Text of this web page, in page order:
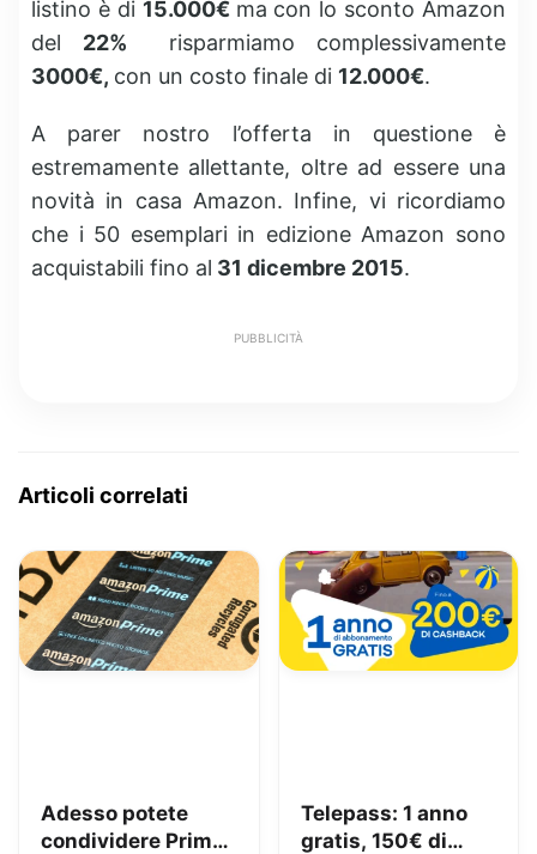
listino è di 15.000€ ma con lo sconto Amazon
del 22% risparmiamo complessivamente
3000€, con un costo finale di 12.000€.
A parer nostro l’offerta in questione è
estremamente allettante, oltre ad essere una
novità in casa Amazon. Infine, vi ricordiamo
che i 50 esemplari in edizione Amazon sono
acquistabili fino al 31 dicembre 2015.
PUBBLICITÀ
Articoli correlati
Adesso potete
condividere Prime
Telepass: 1 anno
gratis, 150€ di